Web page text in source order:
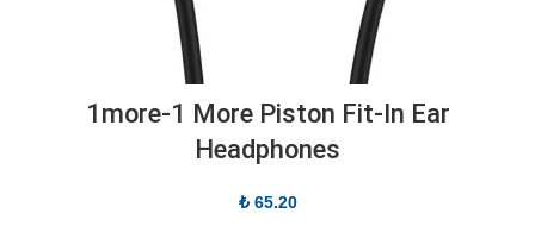
1more-1 More Piston Fit-In Ear
Headphones
₺65.20